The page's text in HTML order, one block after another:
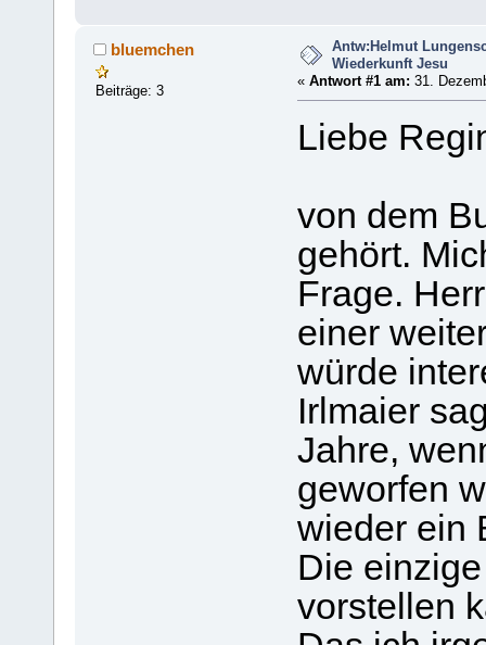
bluemchen
Beiträge: 3
Antw:Helmut
Wiederkunft Jesu
« Antwort #1 am: 31.
Liebe
von dem
gehört.
Frage.
einer
würde
Irlmaier
Jahre,
geworfen
wieder ein
Die
vorstellen